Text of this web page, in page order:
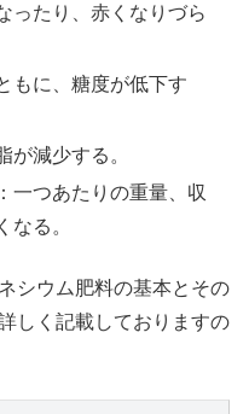
ったり、赤くなりづら
もに、糖度が低下す
が減少する。
一つあたりの重量、収
なる。
シウム肥料の基本とその
しく記載しておりますの